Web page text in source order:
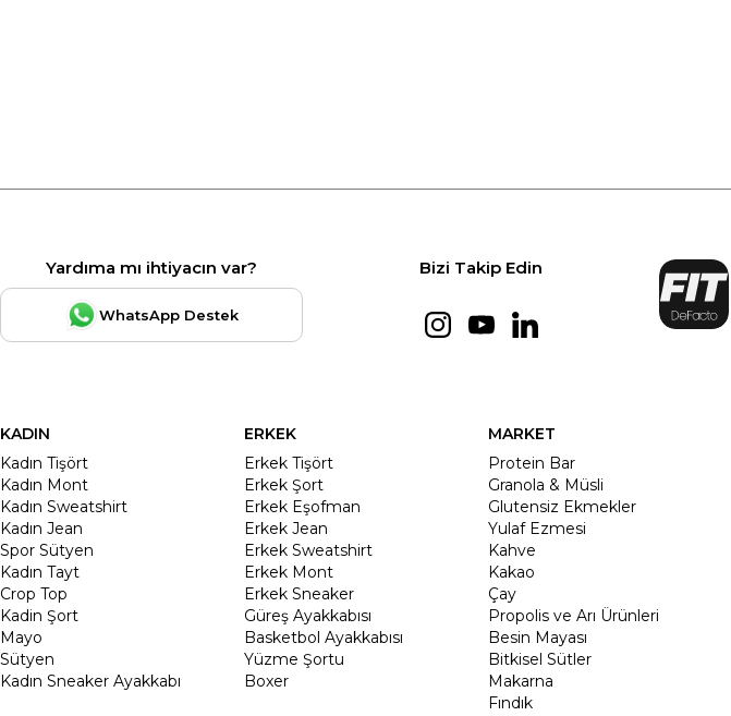
Yardıma mı ihtiyacın var?
WhatsApp Destek
Bizi Takip Edin
KADIN
Kadın Tişört
Kadın Mont
Kadın Sweatshirt
Kadın Jean
Spor Sütyen
Kadın Tayt
Crop Top
Kadin Şort
Mayo
Sütyen
Kadın Sneaker Ayakkabı
ERKEK
Erkek Tişört
Erkek Şort
Erkek Eşofman
Erkek Jean
Erkek Sweatshirt
Erkek Mont
Erkek Sneaker
Güreş Ayakkabısı
Basketbol Ayakkabısı
Yüzme Şortu
Boxer
MARKET
Protein Bar
Granola & Müsli
Glutensiz Ekmekler
Yulaf Ezmesi
Kahve
Kakao
Çay
Propolis ve Arı Ürünleri
Besin Mayası
Bitkisel Sütler
Makarna
Fındık